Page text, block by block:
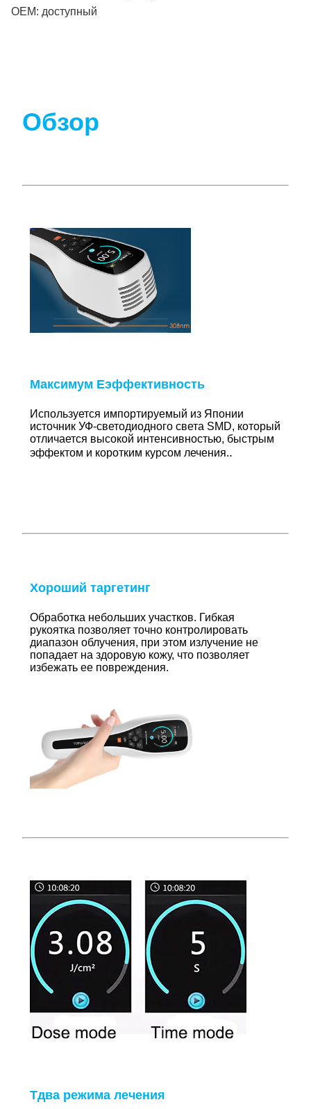
OEM: доступный
Обзор
Максимум Eэффективность
Используется импортируемый из Японии
источник УФ-светодиодного света SMD, который
отличается высокой интенсивностью, быстрым
эффектом и коротким курсом лечения..
Хороший таргетинг
Обработка небольших участков. Гибкая
рукоятка позволяет точно контролировать
диапазон облучения, при этом излучение не
попадает на здоровую кожу, что позволяет
избежать ее повреждения.
Тдва режима лечения